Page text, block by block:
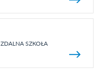
ZDALNA SZKOŁA